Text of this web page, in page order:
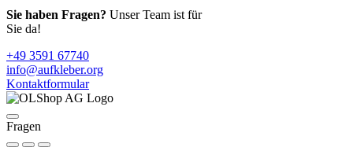
Sie haben Fragen? Unser Team ist für
Sie da!
+49 3591 67740
info@aufkleber.org
Kontaktformular
Fragen